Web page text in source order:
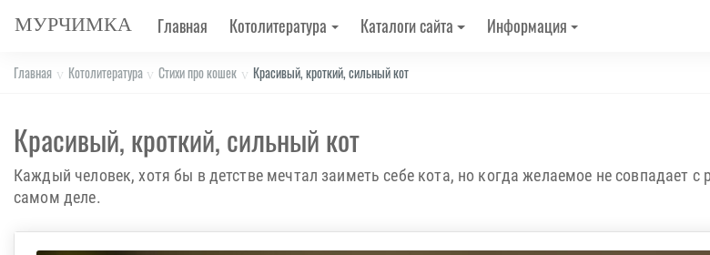
МУРЧИМКА Главная Котолитература Каталоги сайта Информация
Главная Котолитература Стихи про кошек Красивый, кроткий, сильный кот
Красивый, кроткий, сильный кот
Каждый человек, хотя бы в детстве мечтал заиметь себе кота, но когда желаемое не совпадает
самом деле.